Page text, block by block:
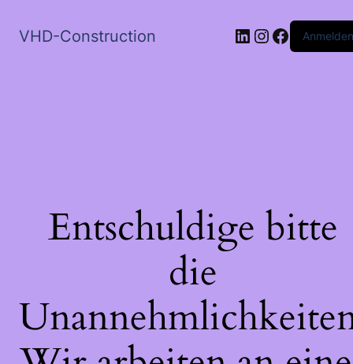
VHD-Construction LinkedIn
Instagram
Anmelden
Entschuldige bitte
die